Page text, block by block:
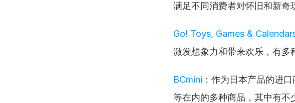
满足不同消费者对怀旧和新奇
Go! Toys, Games &
激发想象力和带来欢乐，有多
BCmini ：作为日本产品的进
等在内的多种商品，其中有不